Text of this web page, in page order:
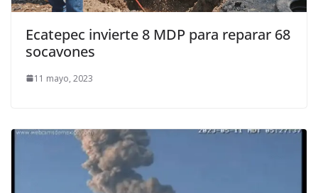
Ecatepec invierte 8 MDP para reparar 68
socavones
11 mayo, 2023